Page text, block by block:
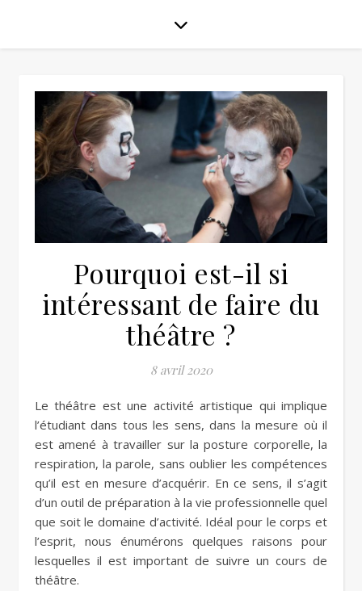
Pourquoi est-il si
intéressant de faire du
théâtre ?
8 avril 2020
Le théâtre est une activité artistique qui implique
l’étudiant dans tous les sens, dans la mesure où il
est amené à travailler sur la posture corporelle, la
respiration, la parole, sans oublier les compétences
qu’il est en mesure d’acquérir. En ce sens, il s’agit
d’un outil de préparation à la vie professionnelle quel
que soit le domaine d’activité. Idéal pour le corps et
l’esprit, nous énumérons quelques raisons pour
lesquelles il est important de suivre un cours de
théâtre.